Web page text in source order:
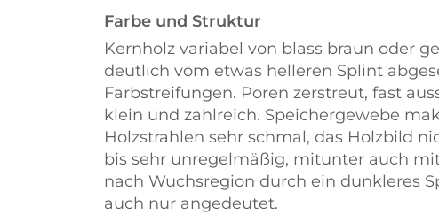
Farbe und Struktur
Kernholz variabel von blass braun oder
deutlich vom etwas helleren Splint
Farbstreifungen. Poren zerstreut, fast
klein und zahlreich. Speichergewebe
Holzstrahlen sehr schmal, das Holzbild
bis sehr unregelmäßig, mitunter auch
nach Wuchsregion durch ein dunkleres
auch nur angedeutet.